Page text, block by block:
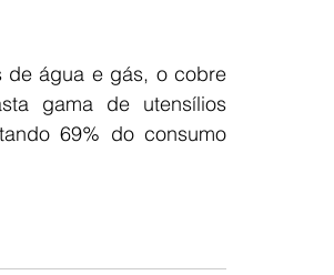
de água e gás, o cobre
gama de utensílios
69% do consumo